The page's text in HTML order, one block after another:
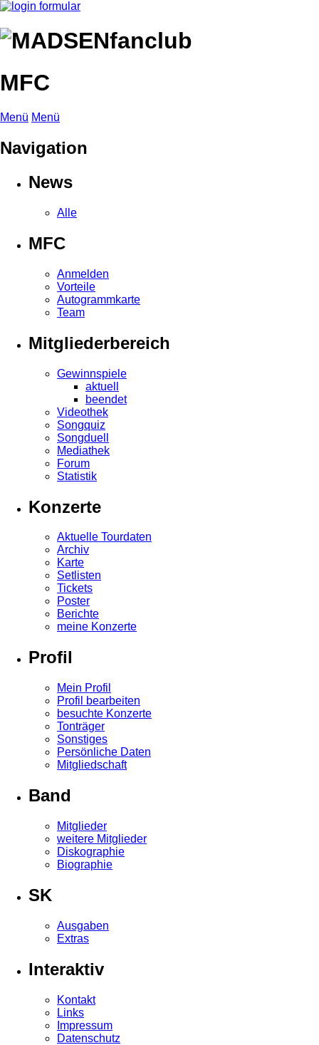
MFC
Menü Menü
Navigation
News
Alle
MFC
Anmelden
Vorteile
Autogrammkarte
Team
Mitgliederbereich
Gewinnspiele
aktuell
beendet
Videothek
Songquiz
Songduell
Mediathek
Forum
Statistik
Konzerte
Aktuelle Tourdaten
Archiv
Karte
Setlisten
Tickets
Poster
Berichte
meine Konzerte
Profil
Mein Profil
Profil bearbeiten
besuchte Konzerte
Tonträger
Sonstiges
Persönliche Daten
Mitgliedschaft
Band
Mitglieder
weitere Mitglieder
Diskographie
Biographie
SK
Ausgaben
Extras
Interaktiv
Kontakt
Links
Impressum
Datenschutz